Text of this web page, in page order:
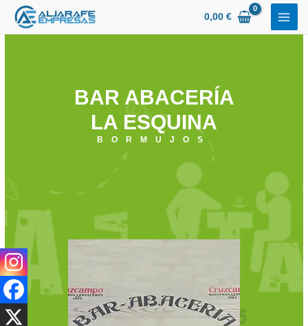
0,00€
BAR ABACERÍA
LA ESQUINA
BORMUJOS